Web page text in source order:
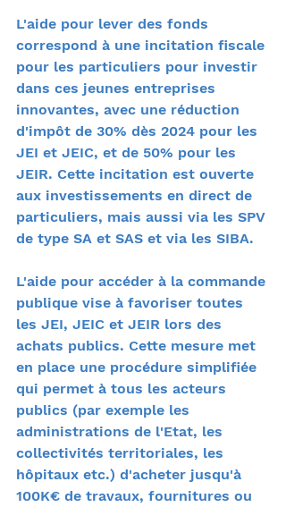
L'aide pour lever des fonds
correspond à une incitation fiscale
pour les particuliers pour investir
dans ces jeunes entreprises
innovantes, avec une réduction
d'impôt de 30% dès 2024 pour les
JEI et JEIC, et de 50% pour les
JEIR. Cette incitation est ouverte
aux investissements en direct de
particuliers, mais aussi via les SPV
de type SA et SAS et via les SIBA.
L'aide pour accéder à la commande
publique vise à favoriser toutes
les JEI, JEIC et JEIR lors des
achats publics. Cette mesure met
en place une procédure simplifiée
qui permet à tous les acteurs
publics (par exemple les
administrations de l'Etat, les
collectivités territoriales, les
hôpitaux etc.) d'acheter jusqu'à
100K€ de travaux, fournitures ou